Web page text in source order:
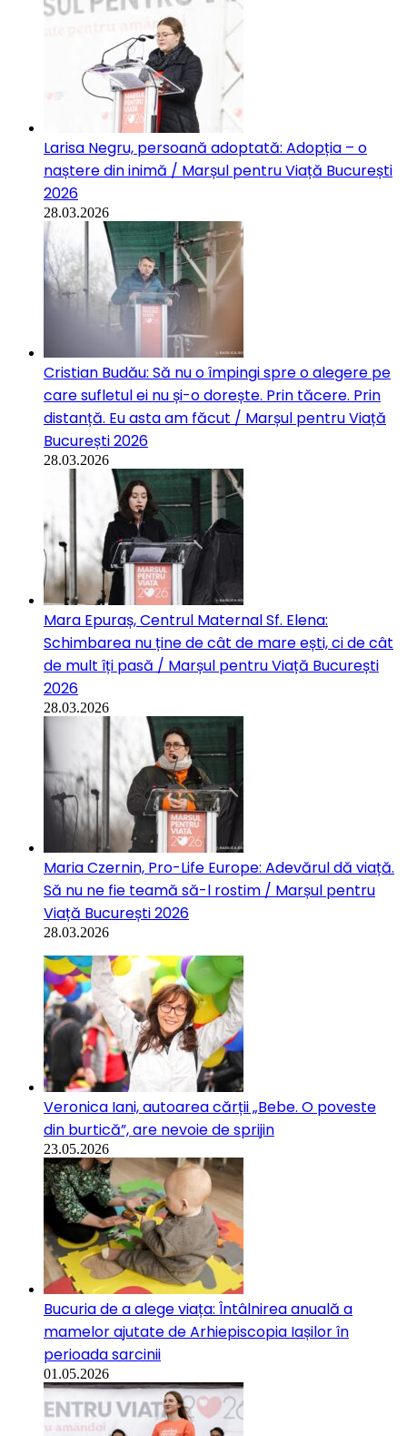
Larisa Negru, persoană adoptată: Adopția – o
naștere din inimă / Marșul pentru Viață București
2026
28.03.2026
Cristian Budău: Să nu o împingi spre o alegere pe
care sufletul ei nu și-o dorește. Prin tăcere. Prin
distanță. Eu asta am făcut / Marșul pentru Viață
București 2026
28.03.2026
Mara Epuraș, Centrul Maternal Sf. Elena:
Schimbarea nu ține de cât de mare ești, ci de cât
de mult îți pasă / Marșul pentru Viață București
2026
28.03.2026
Maria Czernin, Pro-Life Europe: Adevărul dă viață.
Să nu ne fie teamă să-l rostim / Marșul pentru
Viață București 2026
28.03.2026
Veronica Iani, autoarea cărții „Bebe. O poveste
din burtică”, are nevoie de sprijin
23.05.2026
Bucuria de a alege viața: Întâlnirea anuală a
mamelor ajutate de Arhiepiscopia Iașilor în
perioada sarcinii
01.05.2026